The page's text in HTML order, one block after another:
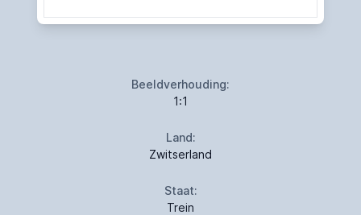
Beeldverhouding:
1:1
Land:
Zwitserland
Staat:
Trein